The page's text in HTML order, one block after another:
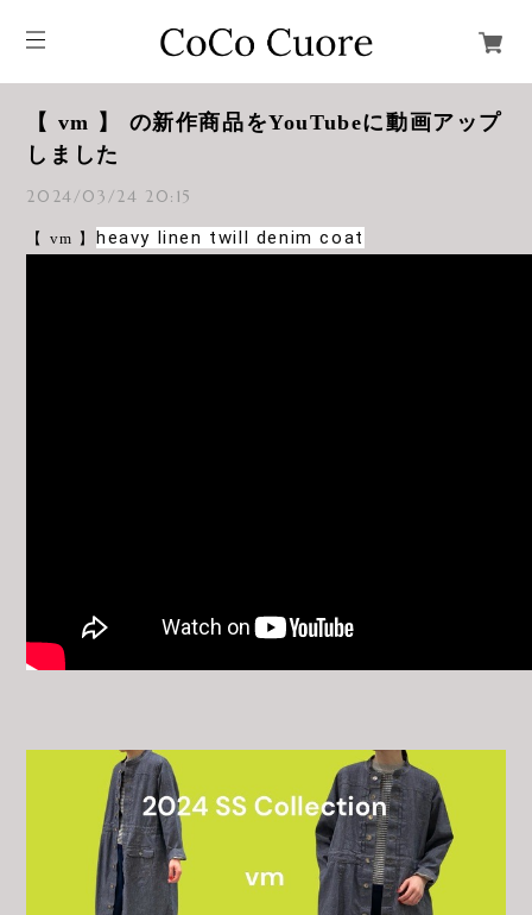
【 vm 】 の新作商品をYouTubeに動画アップ
しました
2024/03/24 20:15
【 vm 】 heavy linen twill denim coat